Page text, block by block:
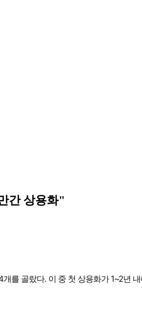
간 상용화"
를 골랐다. 이 중 첫 상용화가 1~2년